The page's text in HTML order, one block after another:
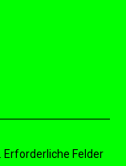
Erforderliche Felder